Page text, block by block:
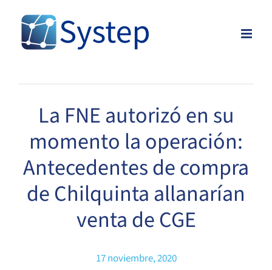
content
La FNE autorizó en su
momento la operación:
Antecedentes de compra
de Chilquinta allanarían
venta de CGE
17 noviembre, 2020